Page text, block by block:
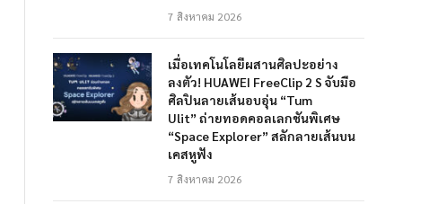
7 สิงหาคม 2026
เมื่อเทคโนโลยีผสานศิลปะอย่าง
ลงตัว! HUAWEI FreeClip 2 S จับมือ
ศิลปินลายเส้นอบอุ่น “Tum
Ulit” ถ่ายทอดคอลเลกชันพิเศษ
“Space Explorer” สลักลายเส้นบน
เคสหูฟัง
7 สิงหาคม 2026